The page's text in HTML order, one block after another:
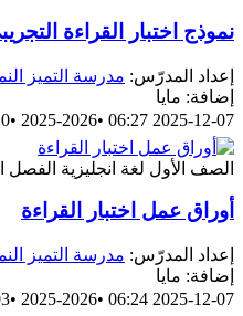
نموذج اختبار القراءة
إعداد المدرّس: مدرسة التميز
إضافة: مايا
2025-12-07 06:27
•
2025-2026
•
الصف الأول لغة انجليزية الفصل
أوراق عمل اختبار القراءة
إعداد المدرّس: مدرسة التميز
إضافة: مايا
2025-12-07 06:24
•
2025-2026
•